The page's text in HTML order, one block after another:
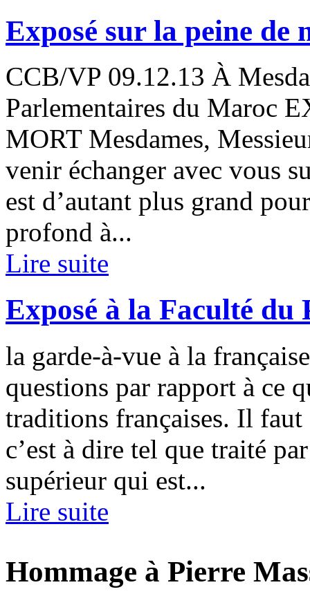
Exposé sur la peine de
CCB/VP 09.12.13 À
Parlementaires du Maroc
MORT Mesdames,
venir échanger avec vous
est d’autant plus grand
profond à...
Lire suite
Exposé à la Faculté du
la garde-à-vue à la
questions par rapport à ce
traditions françaises. Il
c’est à dire tel que traité
supérieur qui est...
Lire suite
Hommage à Pierre